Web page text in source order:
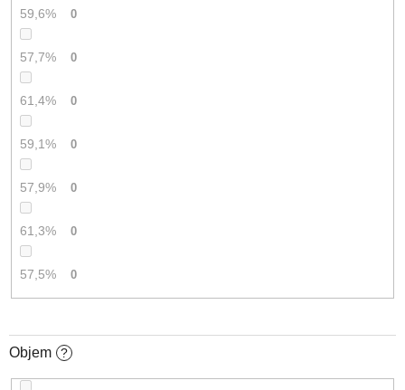
59,6% 0
57,7% 0
61,4% 0
59,1% 0
57,9% 0
61,3% 0
57,5% 0
Objem ?